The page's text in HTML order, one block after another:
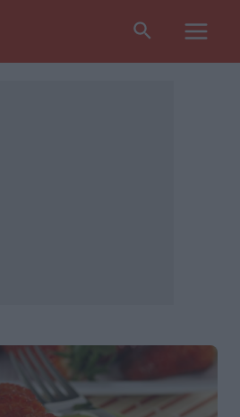
Search